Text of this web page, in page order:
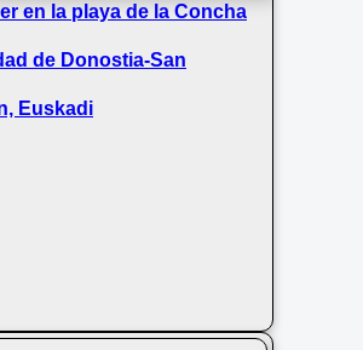
en la playa de la Concha
de Donostia-San
Euskadi